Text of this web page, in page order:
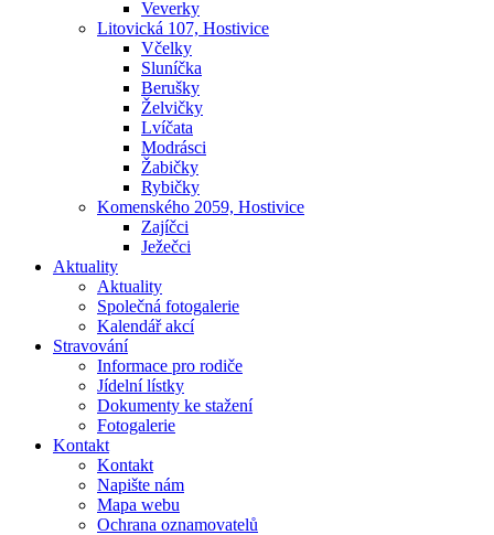
Veverky
Litovická 107, Hostivice
Včelky
Sluníčka
Berušky
Želvičky
Lvíčata
Modrásci
Žabičky
Rybičky
Komenského 2059, Hostivice
Zajíčci
Ježečci
Aktuality
Aktuality
Společná fotogalerie
Kalendář akcí
Stravování
Informace pro rodiče
Jídelní lístky
Dokumenty ke stažení
Fotogalerie
Kontakt
Kontakt
Napište nám
Mapa webu
Ochrana oznamovatelů